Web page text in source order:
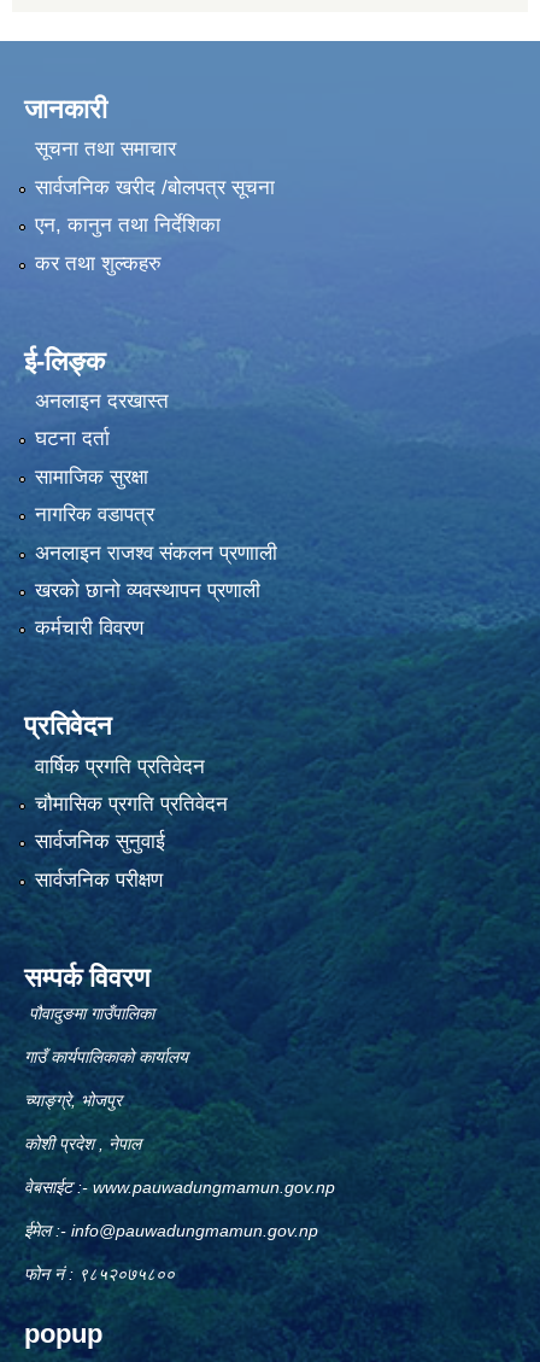
जानकारी
सूचना तथा समाचार
सार्वजनिक खरीद /बोलपत्र सूचना
एन, कानुन तथा निर्देशिका
कर तथा शुल्कहरु
ई-लिङ्क
अनलाइन दरखास्त
घटना दर्ता
सामाजिक सुरक्षा
नागरिक वडापत्र
अनलाइन राजश्व संकलन प्रणााली
खरको छानो व्यवस्थापन प्रणाली
कर्मचारी विवरण
प्रतिवेदन
वार्षिक प्रगति प्रतिवेदन
चौमासिक प्रगति प्रतिवेदन
सार्वजनिक सुनुवाई
सार्वजनिक परीक्षण
सम्पर्क विवरण
पौवादुङमा गाउँपालिका
गाउँ कार्यपालिकाको कार्यालय
च्याङ्ग्रे, भोजपुर
कोशी प्रदेश , नेपाल
वेबसाईट :- www.pauwadungmamun.gov.np
ईमेल :- info@pauwadungmamun.gov.np
फोन नं : ९८५२०७५८००
popup